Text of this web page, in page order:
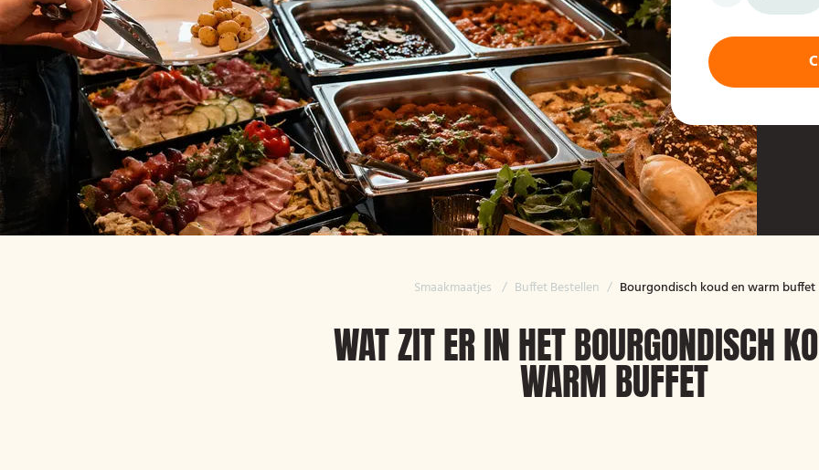
Smaakmaatjes / Buffet Bestellen / Bourgondisch koud en warm buffet
WAT ZIT ER IN HET BOURGONDISCH
WARM BUFFET